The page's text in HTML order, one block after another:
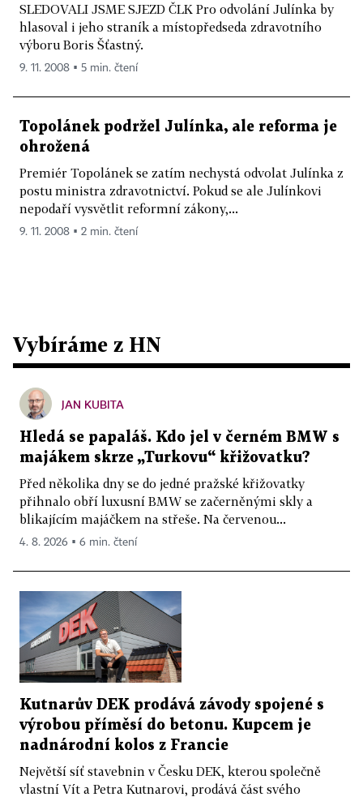
SLEDOVALI JSME SJEZD ČLK Pro odvolání Julínka by
hlasoval i jeho straník a místopředseda zdravotního
výboru Boris Šťastný.
9. 11. 2008 ▪ 5 min. čtení
Topolánek podržel Julínka, ale reforma je
ohrožená
Premiér Topolánek se zatím nechystá odvolat Julínka z
postu ministra zdravotnictví. Pokud se ale Julínkovi
nepodaří vysvětlit reformní zákony,...
9. 11. 2008 ▪ 2 min. čtení
Vybíráme z HN
JAN KUBITA
Hledá se papaláš. Kdo jel v černém BMW s
majákem skrze „Turkovu“ křižovatku?
Před několika dny se do jedné pražské křižovatky
přihnalo obří luxusní BMW se začerněnými skly a
blikajícím majáčkem na střeše. Na červenou...
4. 8. 2026 ▪ 6 min. čtení
Kutnarův DEK prodává závody spojené s
výrobou příměsí do betonu. Kupcem je
nadnárodní kolos z Francie
Největší síť stavebnin v Česku DEK, kterou společně
vlastní Vít a Petra Kutnarovi, prodává část svého